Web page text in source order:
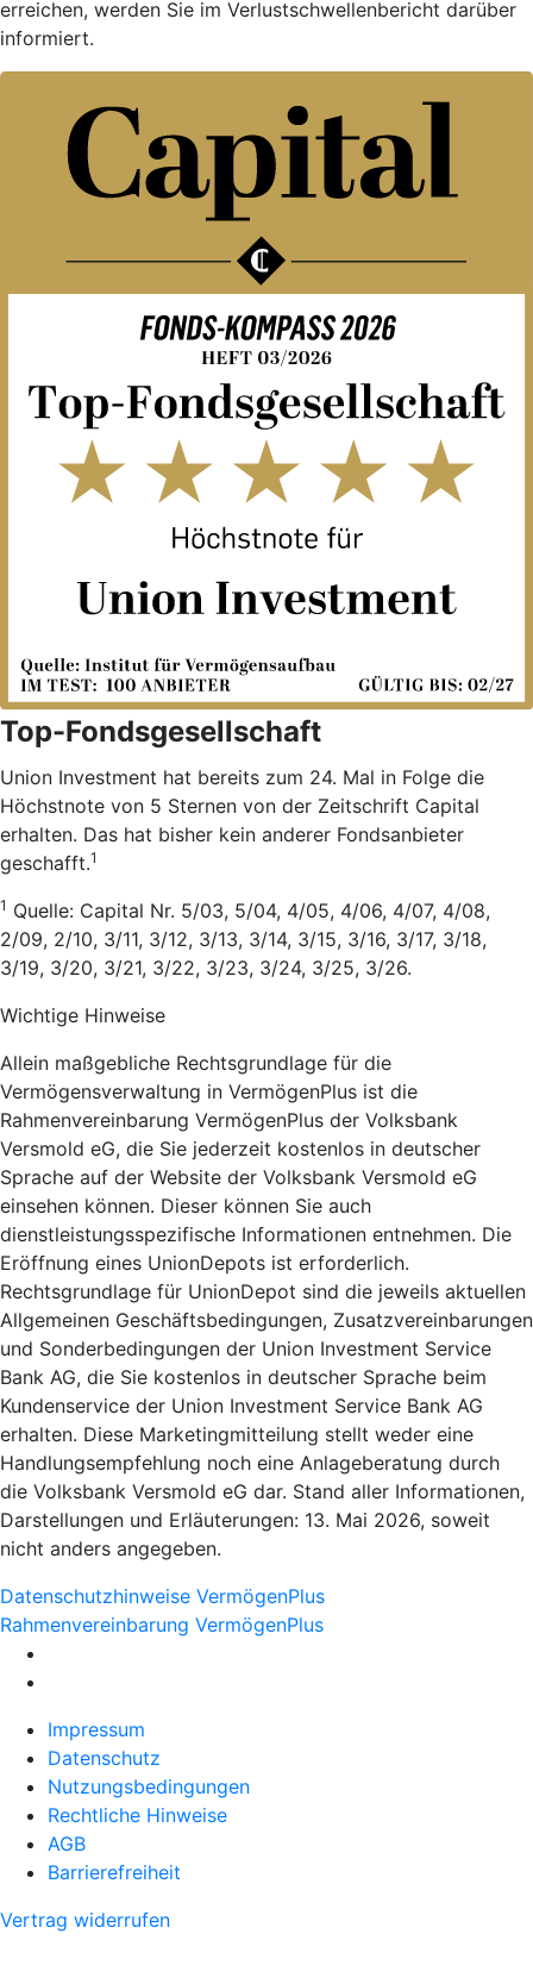
erreichen, werden Sie im Verlustschwellenbericht darüber
informiert.
Top-Fondsgesellschaft
Union Investment hat bereits zum 24. Mal in Folge die
Höchstnote von 5 Sternen von der Zeitschrift Capital
erhalten. Das hat bisher kein anderer Fondsanbieter
geschafft.1
1 Quelle: Capital Nr. 5/03, 5/04, 4/05, 4/06, 4/07, 4/08,
2/09, 2/10, 3/11, 3/12, 3/13, 3/14, 3/15, 3/16, 3/17, 3/18,
3/19, 3/20, 3/21, 3/22, 3/23, 3/24, 3/25, 3/26.
Wichtige Hinweise
Allein maßgebliche Rechtsgrundlage für die
Vermögensverwaltung in VermögenPlus ist die
Rahmenvereinbarung VermögenPlus der Volksbank
Versmold eG, die Sie jederzeit kostenlos in deutscher
Sprache auf der Website der Volksbank Versmold eG
einsehen können. Dieser können Sie auch
dienstleistungsspezifische Informationen entnehmen. Die
Eröffnung eines UnionDepots ist erforderlich.
Rechtsgrundlage für UnionDepot sind die jeweils aktuellen
Allgemeinen Geschäftsbedingungen, Zusatzvereinbarungen
und Sonderbedingungen der Union Investment Service
Bank AG, die Sie kostenlos in deutscher Sprache beim
Kundenservice der Union Investment Service Bank AG
erhalten. Diese Marketingmitteilung stellt weder eine
Handlungsempfehlung noch eine Anlageberatung durch
die Volksbank Versmold eG dar. Stand aller Informationen,
Darstellungen und Erläuterungen: 13. Mai 2026, soweit
nicht anders angegeben.
Datenschutzhinweise VermögenPlus
Rahmenvereinbarung VermögenPlus
Impressum
Datenschutz
Nutzungsbedingungen
Rechtliche Hinweise
AGB
Barrierefreiheit
Vertrag widerrufen